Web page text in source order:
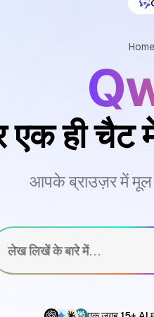
Home
ही चैट
आपके ब्राउज़र में
लेख लिखें के बारे में...